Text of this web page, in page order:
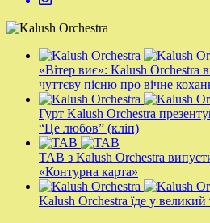
«Вітер виє»: Kalush Orchestra
чуттєву пісню про вічне
Гурт Kalush Orchestra
“Це любов” (кліп)
ТАВ з Kalush Orchestra
«Контурна карта»
Kalush Orchestra їде у